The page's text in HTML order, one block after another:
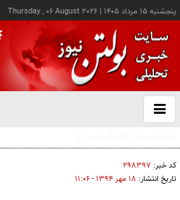
پنجشنبه ۱۵ مرداد ۱۴۰۵ |
Thursday , 06 August 2026
باز
و
کد خبر: ۲۹۸۳۹۷
تاریخ انتشار: ۱۸ مهر ۱۳۹۴ - ۱۱:۰۶